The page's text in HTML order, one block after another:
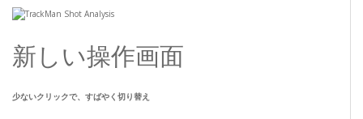
新しい操作画面
少ないクリックで、すばやく切り替え